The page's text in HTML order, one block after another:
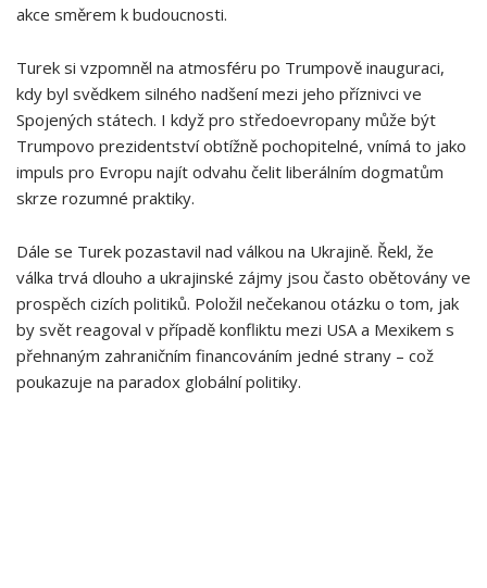
akce směrem k budoucnosti.
Turek si vzpomněl na atmosféru po Trumpově inauguraci,
kdy byl⁤ svědkem silného nadšení mezi jeho příznivci ve
Spojených státech. I když pro středoevropany může být
Trumpovo prezidentství obtížně pochopitelné, vnímá to jako
impuls pro Evropu najít odvahu čelit liberálním⁢ dogmatům
skrze rozumné praktiky.
Dále se Turek pozastavil nad válkou na Ukrajině. Řekl, že
válka‍ trvá dlouho a ‌ukrajinské zájmy jsou často ⁣obětovány ve
prospěch cizích politiků. Položil nečekanou otázku o tom, jak
by svět reagoval v případě konfliktu mezi USA a Mexikem s
přehnaným zahraničním ⁣financováním jedné ‌strany – což
poukazuje na paradox globální politiky.